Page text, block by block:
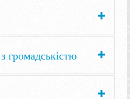
громадськістю